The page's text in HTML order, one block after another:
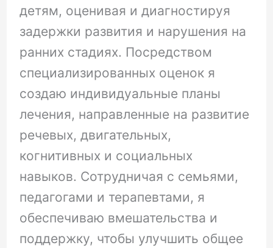
детям, оценивая и диагностируя
задержки развития и нарушения на
ранних стадиях. Посредством
специализированных оценок я
создаю индивидуальные планы
лечения, направленные на развитие
речевых, двигательных,
когнитивных и социальных
навыков. Сотрудничая с семьями,
педагогами и терапевтами, я
обеспечиваю вмешательства и
поддержку, чтобы улучшить общее